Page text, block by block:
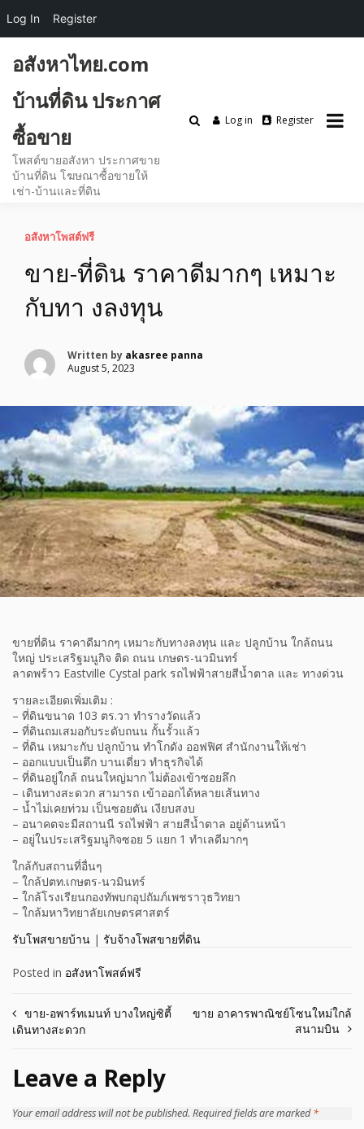
content
อสังหาไทย.com
บ้านที่ดิน ประกาศ
ซื้อขาย
โพสต์ขายอสังหา ประกาศขาย
บ้านที่ดิน โฆษณาซื้อขายให้
เช่า-บ้านและที่ดิน
Log in Register
อสังหาโพสต์ฟรี
ขาย-ที่ดิน ราคาดีมากๆ เหมาะ
กับทา งลงทุน
Written by akasree panna
August 5, 2023
ขายที่ดิน ราคาดีมากๆ เหมาะกับทางลงทุน และ ปลูกบ้าน ใกล้ถนน
ใหญ่ ประเสริฐมนูกิจ ติด ถนน เกษตร-นวมินทร์
ลาดพร้าว Eastville Cystal park รถไฟฟ้าสายสีน้ำตาล และ ทางด่วน
รายละเอียดเพิ่มเติม :
– ที่ดินขนาด 103 ตร.วา ทำรางวัดแล้ว
– ที่ดินถมเสมอกับระดับถนน กั้นรั้วแล้ว
– ที่ดิน เหมาะกับ ปลูกบ้าน ทำโกดัง ออฟฟิศ สำนักงานให้เช่า
– ออกแบบเป็นตึก บานเดี่ยว ทำธุรกิจได้
– ที่ดินอยู่ใกล้ ถนนใหญ่มาก ไม่ต้องเข้าซอยลึก
– เดินทางสะดวก สามารถ เข้าออกได้หลายเส้นทาง
– น้ำไม่เคยท่วม เป็นซอยตัน เงียบสงบ
– อนาคตจะมีสถานนี รถไฟฟ้า สายสีน้ำตาล อยู่ด้านหน้า
– อยู่ในประเสริฐมนูกิจซอย 5 แยก 1 ทำเลดีมากๆ
ใกล้กับสถานที่อื่นๆ
– ใกล้ปตท.เกษตร-นวมินทร์
– ใกล้โรงเรียนกองทัพบกอุปถัมภ์เพชราวุธวิทยา
– ใกล้มหาวิทยาลัยเกษตรศาสตร์
รับโพสขายบ้าน | รับจ้างโพสขายที่ดิน
Posted in อสังหาโพสต์ฟรี
Post
ขาย-อพาร์ทเมนท์ บางใหญ่ซิตี้
เดินทางสะดวก
ขาย อาคารพาณิชย์โซนใหม่ใกล้
สนามบิน
Leave a Reply
Your email address will not be published. Required fields are marked*
Log In Register